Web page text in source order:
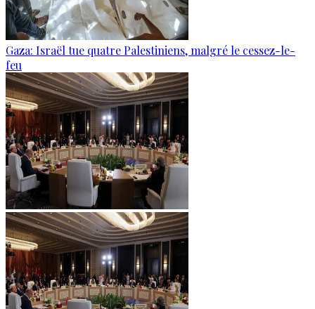
Gaza: Israël tue quatre Palestiniens, malgré le cessez-le-
feu